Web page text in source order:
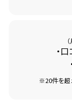
口
※20件を超